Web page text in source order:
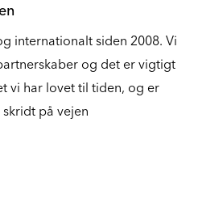
internationalt siden 2008. Vi
og det er vigtigt
vi har lovet til tiden, og er
på vejen